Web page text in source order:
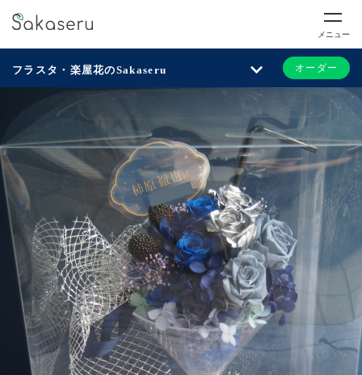
メニュー
フラスタ・楽屋花のSakaseru オーダー